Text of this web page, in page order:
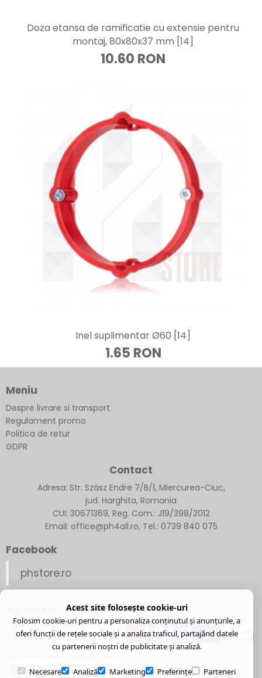
Doza etansa de ramificatie cu extensie pentru
montaj, 80x80x37 mm [14]
10.60 RON
Inel suplimentar Ø60 [14]
1.65 RON
Meniu
Despre livrare si transport
Regulament promo
Politica de retur
GDPR
Contact
Adresa: Str. Szász Endre 7/B/1, Miercurea-Ciuc,
jud. Harghita, Romania
CUI: 30671369, Reg. Com.: J19/398/2012
Email: office@ph4all.ro, Tel.: 0739 840 075
Facebook
phstore.ro
- Created withSoldigo
Acest site folosește cookie-uri
Folosim cookie-uri pentru a personaliza conținutul și anunțurile, a
oferi funcții de rețele sociale și a analiza traficul, partajând datele
cu partenerii noștri de publicitate și analiză.
Necesare Analiză Marketing Preferințe Parteneri